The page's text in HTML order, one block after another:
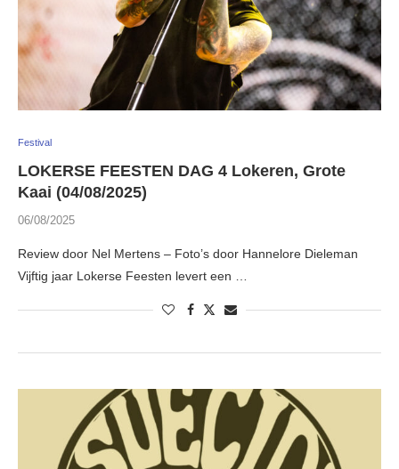
Festival
LOKERSE FEESTEN DAG 4 Lokeren, Grote
Kaai (04/08/2025)
06/08/2025
Review door Nel Mertens – Foto’s door Hannelore Dieleman
Vijftig jaar Lokerse Feesten levert een …